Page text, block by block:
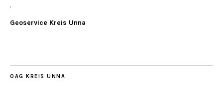
.
Geoservice Kreis Unna
OAG KREIS UNNA